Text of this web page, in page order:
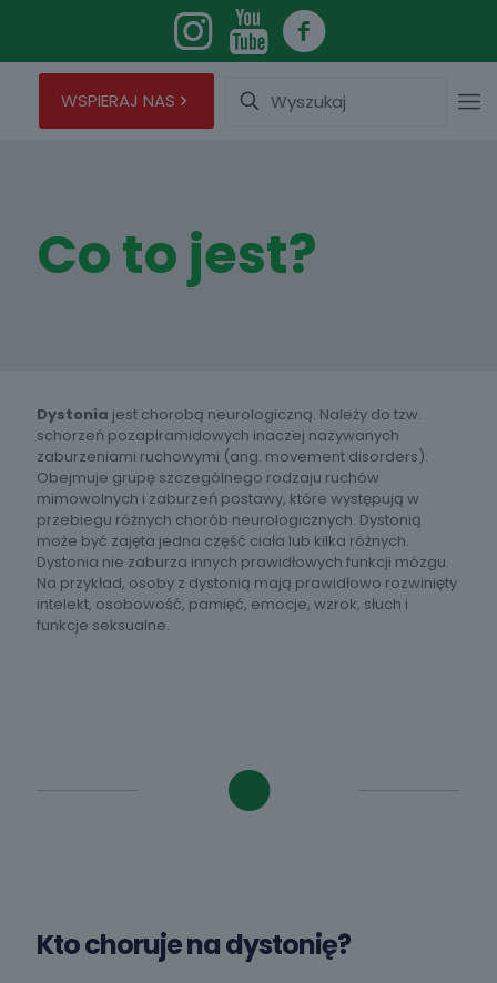
WSPIERAJ NAS
Co to jest?
Dystonia jest chorobą neurologiczną. Należy do tzw.
schorzeń pozapiramidowych inaczej nazywanych
zaburzeniami ruchowymi (ang. movement disorders).
Obejmuje grupę szczególnego rodzaju ruchów
mimowolnych i zaburzeń postawy, które występują w
przebiegu różnych chorób neurologicznych. Dystonią
może być zajęta jedna część ciała lub kilka różnych.
Dystonia nie zaburza innych prawidłowych funkcji mózgu.
Na przykład, osoby z dystonią mają prawidłowo rozwinięty
intelekt, osobowość, pamięć, emocje, wzrok, słuch i
funkcje seksualne.
Kto choruje na dystonię?